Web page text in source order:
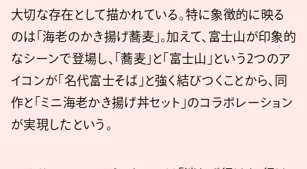
⼤切な存在として描かれている。特に象徴的に映る
のは「海⽼のかき揚げ蕎⻨」。加えて、富⼠⼭が印象的
なシーンで登場し、「蕎⻨」と「富⼠⼭」という2つのア
イコンが「名代富⼠そば」と強く結びつくことから、同
作と「ミニ海⽼かき揚げ丼セット」のコラボレーション
が実現したという。